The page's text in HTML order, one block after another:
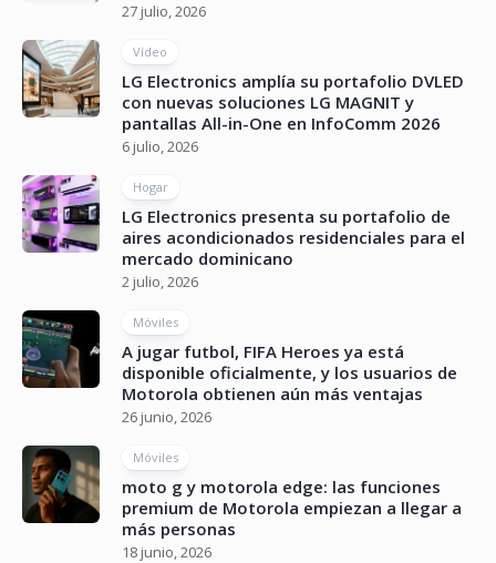
27 julio, 2026
Vídeo
LG Electronics amplía su portafolio DVLED
con nuevas soluciones LG MAGNIT y
pantallas All-in-One en InfoComm 2026
6 julio, 2026
Hogar
LG Electronics presenta su portafolio de
aires acondicionados residenciales para el
mercado dominicano
2 julio, 2026
Móviles
A jugar futbol, FIFA Heroes ya está
disponible oficialmente, y los usuarios de
Motorola obtienen aún más ventajas
26 junio, 2026
Móviles
moto g y motorola edge: las funciones
premium de Motorola empiezan a llegar a
más personas
18 junio, 2026